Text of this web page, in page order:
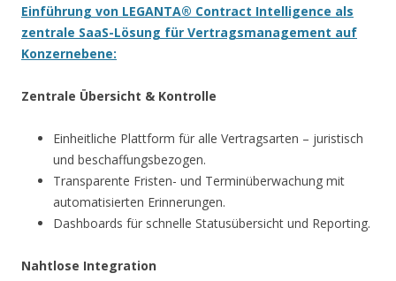
Einführung von LEGANTA® Contract Intelligence als
zentrale SaaS-Lösung für Vertragsmanagement auf
Konzernebene:
Zentrale Übersicht & Kontrolle
Einheitliche Plattform für alle Vertragsarten – juristisch
und beschaffungsbezogen.
Transparente Fristen- und Terminüberwachung mit
automatisierten Erinnerungen.
Dashboards für schnelle Statusübersicht und Reporting.
Nahtlose Integration